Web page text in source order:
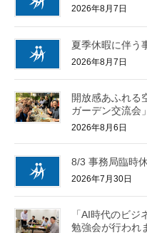
2026年8月7日
夏季休暇に伴う
2026年8月7日
開放感あふれる
ガーデン交流会
2026年8月6日
8/3 事務局臨時
2026年7月30日
「AI時代のビ
勉強会が行われ